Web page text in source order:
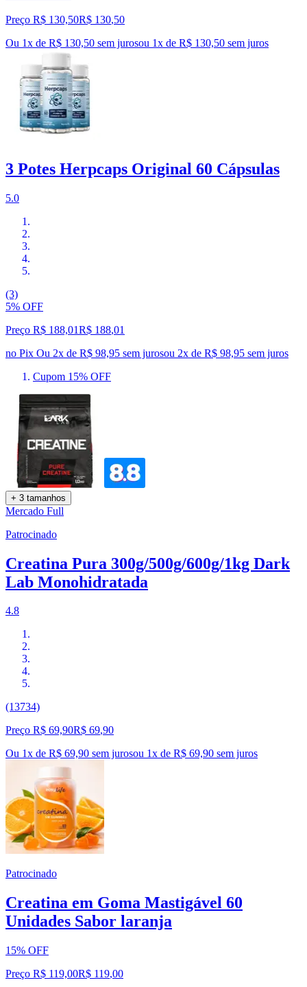
Preço R$ 130,50R$ 130,50
Ou 1x de R$ 130,50 sem jurosou 1x de R$ 130,50 sem juros
3 Potes Herpcaps Original 60 Cápsulas
5.0
(3)
5% OFF
Preço R$ 188,01R$ 188,01
no Pix Ou 2x de R$ 98,95 sem jurosou 2x de R$ 98,95 sem juros
Cupom 15% OFF
+ 3 tamanhos
Mercado Full
Patrocinado
Creatina Pura 300g/500g/600g/1kg Dark
Lab Monohidratada
4.8
(13734)
Preço R$ 69,90R$ 69,90
Ou 1x de R$ 69,90 sem jurosou 1x de R$ 69,90 sem juros
Patrocinado
Creatina em Goma Mastigável 60
Unidades Sabor laranja
15% OFF
Preço R$ 119,00R$ 119,00